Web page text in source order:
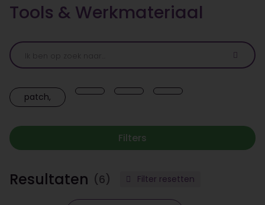
Tools & Werkmateriaal
patch,
Filters
Resultaten (6) Filter resetten